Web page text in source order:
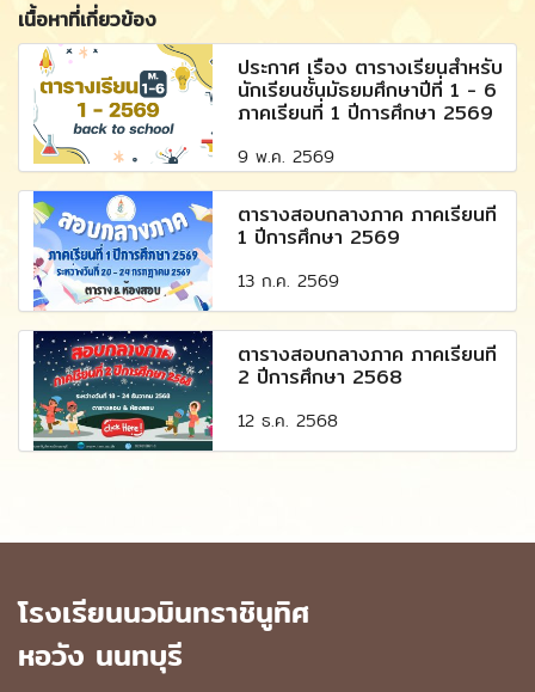
เนื้อหาที่เกี่ยวข้อง
ประกาศ เรื่อง ตารางเรียนสำหรับ
นักเรียนชั้นมัธยมศึกษาปีที่ 1 - 6
ภาคเรียนที่ 1 ปีการศึกษา 2569
9 พ.ค. 2569
ตารางสอบกลางภาค ภาคเรียนที่
1 ปีการศึกษา 2569
13 ก.ค. 2569
ตารางสอบกลางภาค ภาคเรียนที่
2 ปีการศึกษา 2568
12 ธ.ค. 2568
โรงเรียนนวมินทราชินูทิศ
หอวัง นนทบุรี